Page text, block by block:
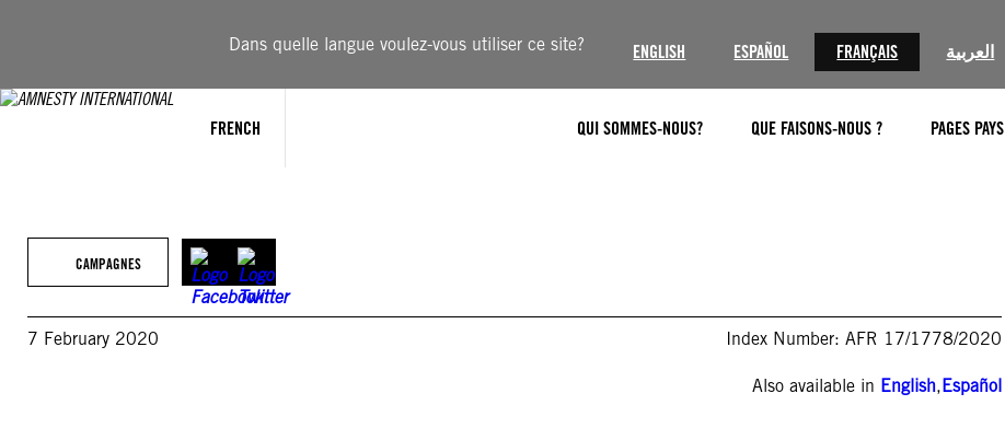
Dans quelle langue voulez-vous utiliser ce site? ENGLISH ESPAÑOL FRANÇAIS العربية
FRENCH QUI SOMMES-NOUS? QUE FAISONS-NOUS ? PAGES PAYS
CAMPAGNES
7 February 2020 Index Number: AFR 17/1778/2020
Also available in English,Español